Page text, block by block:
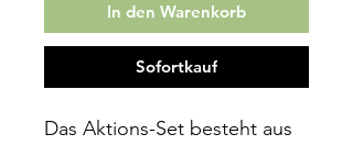
In den Warenkorb
Sofortkauf
Das Aktions-Set besteht aus